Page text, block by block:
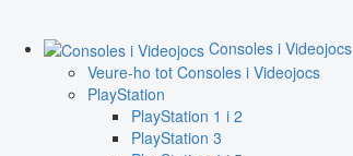
Consoles i Videojocs
Veure-ho tot Consoles i Videojocs
PlayStation
PlayStation 1 i 2
PlayStation 3